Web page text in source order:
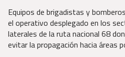
Equipos de brigadistas y
el operativo desplegado en los
laterales de la ruta nacional 68
evitar la propagación hacia áreas